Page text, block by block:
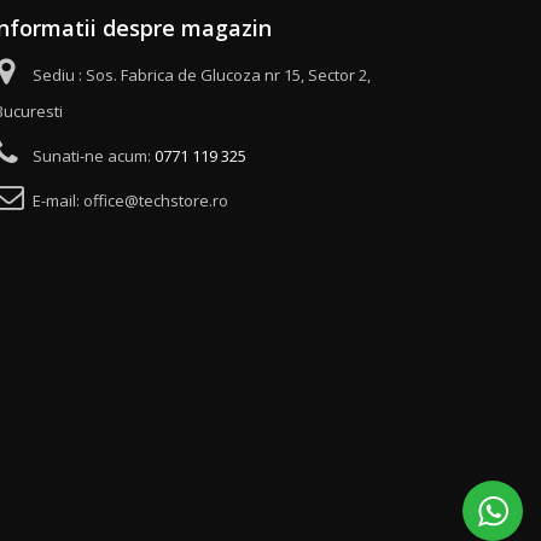
despre magazin
Sediu : Sos. Fabrica de Glucoza nr 15, Sector 2,
Sunati-ne acum:0771 119 325
E-mail: office@techstore.ro